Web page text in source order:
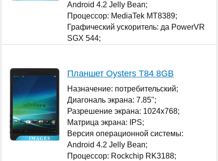
Android 4.2 Jelly Bean;
Процессор: MediaTek MT8389;
Графический ускоритель: да PowerVR
SGX 544;
Планшет Oysters T84 8GB
Назначение: потребительский;
Диагональ экрана: 7.85";
Разрешение экрана: 1024x768;
Матрица экрана: IPS;
Версия операционной системы:
Android 4.2 Jelly Bean;
Процессор: Rockchip RK3188;